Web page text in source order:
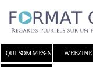
QUI SOMMES-NOUS ?WEBZINE